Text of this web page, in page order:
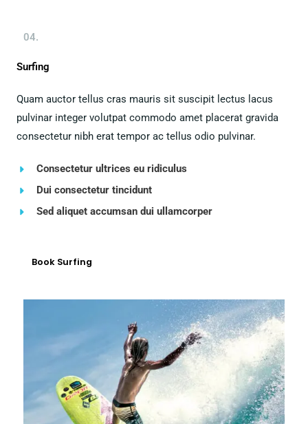
04.
Surfing
Quam auctor tellus cras mauris sit suscipit lectus lacus
pulvinar integer volutpat commodo amet placerat gravida
consectetur nibh erat tempor ac tellus odio pulvinar.
Consectetur ultrices eu ridiculus
Dui consectetur tincidunt
Sed aliquet accumsan dui ullamcorper
Book Surfing